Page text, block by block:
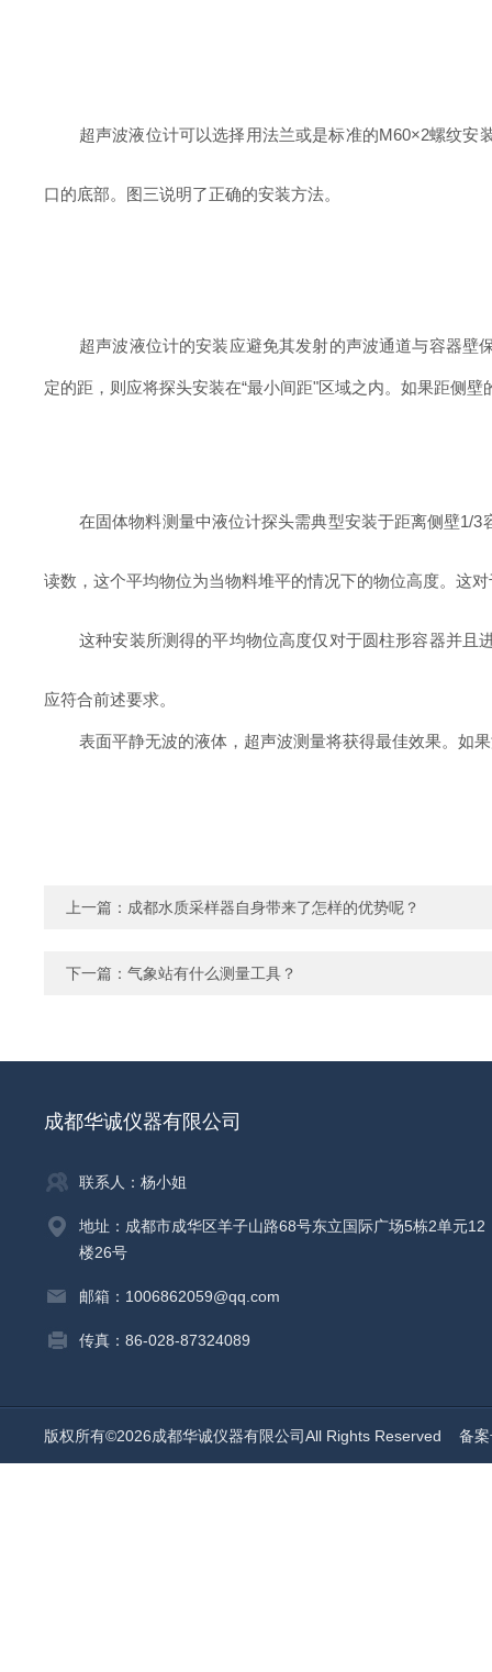
超声波液位计可以选择用法兰或是标准的M60×2螺纹安
口的底部。图三说明了正确的安装方法。
超声波液位计的安装应避免其发射的声波通道与容器壁
定的距，则应将探头安装在“最小间距"区域之内。如果距侧
在固体物料测量中液位计探头需典型安装于距离侧壁1/3
读数，这个平均物位为当物料堆平的情况下的物位高度。这
这种安装所测得的平均物位高度仅对于圆柱形容器并且
应符合前述要求。
表面平静无波的液体，超声波测量将获得最佳效果。如
上一篇： 成都水质采样器自身带来了怎样的优势呢？
下一篇： 气象站有什么测量工具？
成都华诚仪器有限公司
联系人：杨小姐
地址：成都市成华区羊子山路68号东立国际广场5栋2单元12
楼26号
邮箱：1006862059@qq.com
传真：86-028-87324089
版权所有©2026成都华诚仪器有限公司All Rights Reserved 备